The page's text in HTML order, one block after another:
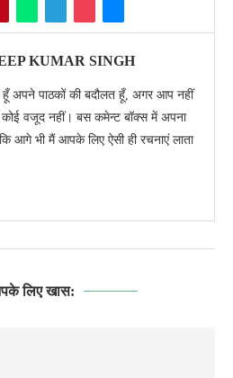
KUMAR SINGH
अपने पाठकों की बदौलत हूँ, अगर आप नहीं
कोई वजूद नहीं। बस कमेन्ट बॉक्स में अपना
आगे भी मैं आपके लिए ऐसी ही रचनाएं लाता
लिए खास: